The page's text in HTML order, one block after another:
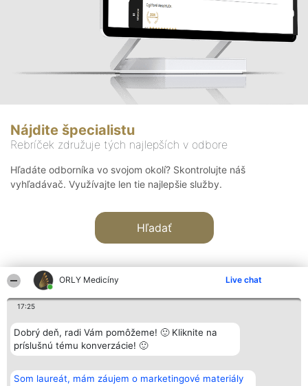
ORLY Medicíny Live chat
17:25
Dobrý deň, radi Vám pomôžeme! 🙂 Kliknite na
príslušnú tému konverzácie! 🙂
Som laureát, mám záujem o marketingové materiály
Nájdite špecialistu
Rebríček združuje tých najlepších v odbore
Hľadáte odborníka vo svojom okolí? Skontrolujte náš
vyhľadávač. Využívajte len tie najlepšie služby.
Hľadať
Organizátor hodnotenia
Bright Side Solutions sp. z o.
o. sp. k.
Wrocław 50-079
KRS 0000749100 | Regon
Hodnotenie
Laureáti
Lista
Laureatów
Podmienky
Kontakt
Kontakt